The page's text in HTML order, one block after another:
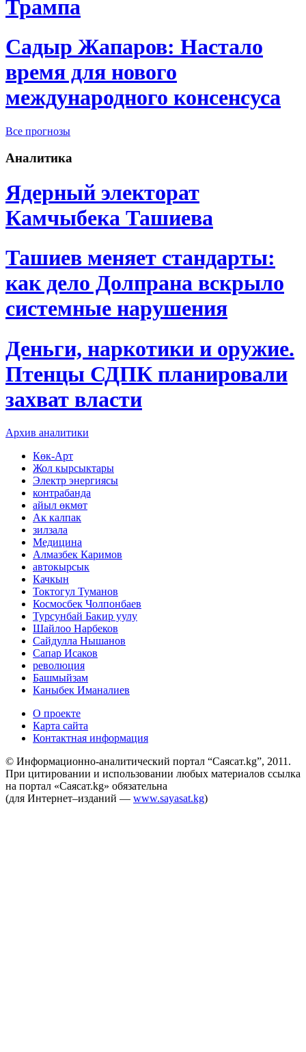
Трампа
Садыр Жапаров: Настало
время для нового
международного консенсуса
Все прогнозы
Аналитика
Ядерный электорат
Камчыбека Ташиева
Ташиев меняет стандарты:
как дело Долпрана вскрыло
системные нарушения
Деньги, наркотики и оружие.
Птенцы СДПК планировали
захват власти
Архив аналитики
Көк-Арт
Жол кырсыктары
Электр энергиясы
контрабанда
айыл өкмөт
Ак калпак
зилзала
Медицина
Алмазбек Каримов
автокырсык
Качкын
Токтогул Туманов
Космосбек Чолпонбаев
Турсунбай Бакир уулу
Шайлоо Нарбеков
Сайдулла Нышанов
Сапар Исаков
революция
Башмыйзам
Каныбек Иманалиев
О проекте
Карта сайта
Контактная информация
© Информационно-аналитический портал “Саясат.kg”, 2011.
При цитировании и использовании любых материалов ссылка
на портал «Саясат.kg» обязательна
(для Интернет–изданий — www.sayasat.kg)